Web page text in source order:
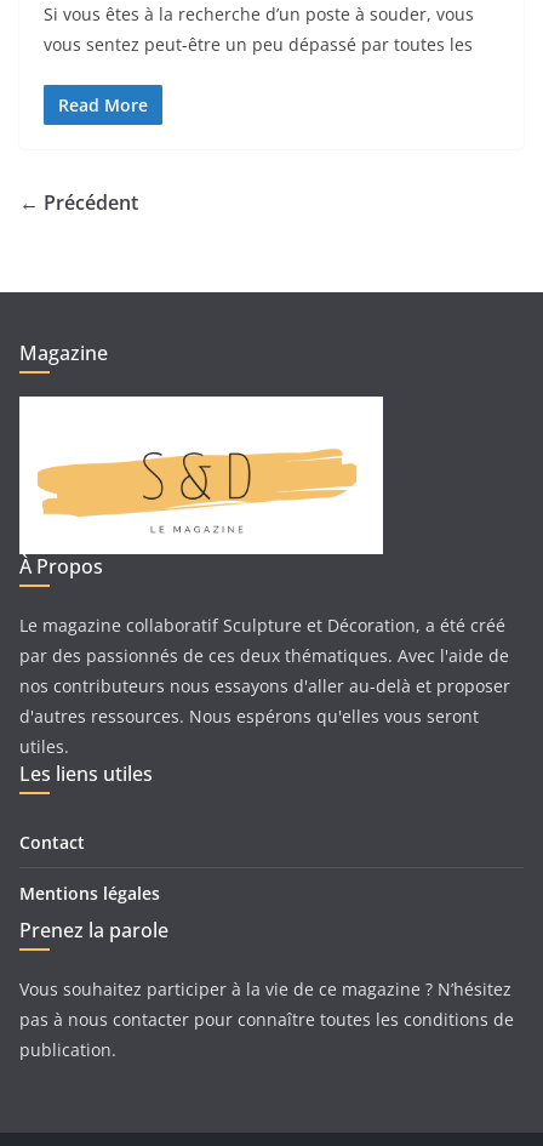
Si vous êtes à la recherche d’un poste à souder, vous
vous sentez peut-être un peu dépassé par toutes les
Read More
← Précédent
Magazine
À Propos
Le magazine collaboratif Sculpture et Décoration, a été créé
par des passionnés de ces deux thématiques. Avec l'aide de
nos contributeurs nous essayons d'aller au-delà et proposer
d'autres ressources. Nous espérons qu'elles vous seront
utiles.
Les liens utiles
Contact
Mentions légales
Prenez la parole
Vous souhaitez participer à la vie de ce magazine ? N’hésitez
pas à nous contacter pour connaître toutes les conditions de
publication.